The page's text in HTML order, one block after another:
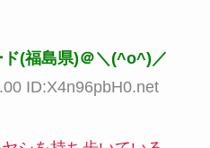
(福島県)＠＼(^o^)／
ID:X4n96pbH0.net